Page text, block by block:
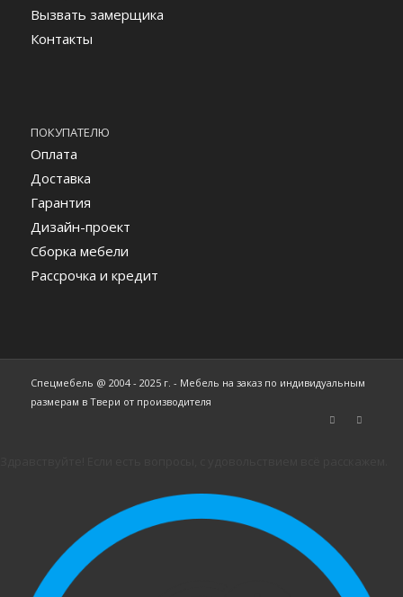
Вызвать замерщика
Контакты
ПОКУПАТЕЛЮ
Оплата
Доставка
Гарантия
Дизайн-проект
Сборка мебели
Рассрочка и кредит
Спецмебель @ 2004 - 2025 г. - Мебель на заказ по индивидуальным
размерам в Твери от производителя